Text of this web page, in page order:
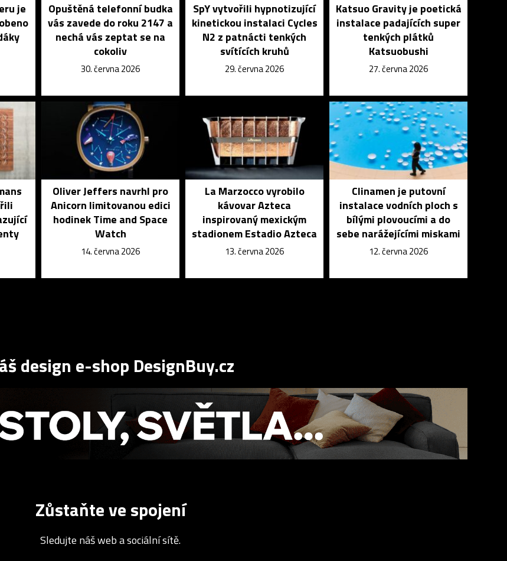
je
Opuštěná telefonní budka
vás zavede do roku 2147 a
nechá vás zeptat se na
cokoliv
30. června 2026
SpY vytvořili hypnotizující
kinetickou instalaci Cycles
N2 z patnácti tenkých
svítících kruhů
29. června 2026
Katsuo Gravity je poetická
instalace padajících super
tenkých plátků
Katsuobushi
27. června 2026
Oliver Jeffers navrhl pro
Anicorn limitovanou edici
hodinek Time and Space
Watch
14. června 2026
La Marzocco vyrobilo
kávovar Azteca
inspirovaný mexickým
stadionem Estadio Azteca
13. června 2026
Clinamen je putovní
instalace vodních ploch s
bílými plovoucími a do
sebe narážejícími miskami
12. června 2026
design e-shop DesignBuy.cz
Zůstaňte ve spojení
Sledujte náš web a sociální sítě.